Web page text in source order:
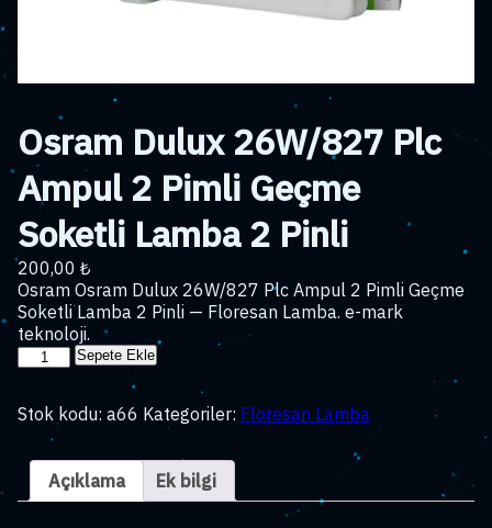
Osram Dulux 26W/827 Plc
Ampul 2 Pimli Geçme
Soketli Lamba 2 Pinli
200,00 ₺
Osram Osram Dulux 26W/827 Plc Ampul 2 Pimli Geçme
Soketli Lamba 2 Pinli — Floresan Lamba. e-mark
teknoloji.
Osram
Plc
Ampul
Pimli
Geçme
Sepete Ekle
Stok kodu: a66 Kategoriler: Floresan Lamba
Açıklama Ek bilgi